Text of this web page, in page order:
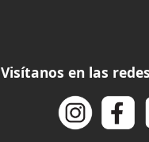
Visítanos en las